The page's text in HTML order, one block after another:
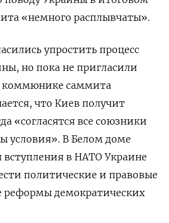
«немного расплывчаты».
упростить процесс
но пока не пригласили
коммюнике саммита
что Киев получит
«согласятся все союзники
условия». В Белом доме
вступления в НАТО Украине
политические и правовые
демократических